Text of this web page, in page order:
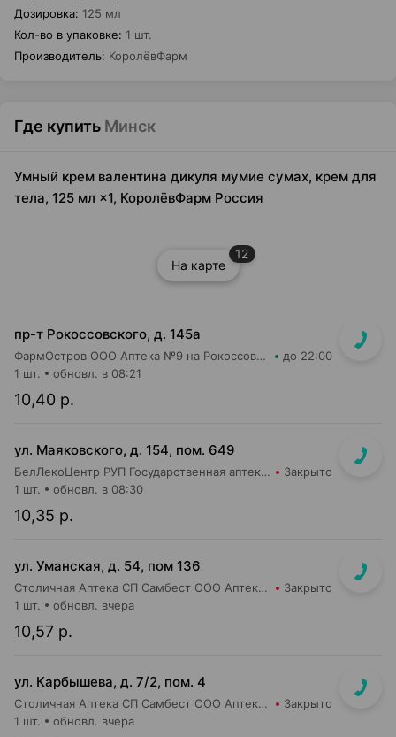
Дозировка: 125 мл
Кол-во в упаковке: 1 шт.
Производитель: КоролёвФарм
Где купить Минск
Умный крем валентина дикуля мумие сумах, крем для
тела, 125 мл ×1, КоролёвФарм Россия
На карте
12
пр-т Рокоссовского, д. 145а
ФармОстров ООО Аптека №9 на Рокоссовского до 22:00
10,40 р.
1 шт. обновл. в 08:21
ул. Маяковского, д. 154, пом. 649
БелЛекоЦентр РУП Государственная аптека №16 Закрыто
10,35 р.
1 шт. обновл. в 08:30
ул. Уманская, д. 54, пом 136
Столичная Аптека СП Самбест ООО Аптека №20 Закрыто
10,57 р.
1 шт. обновл. вчера
ул. Карбышева, д. 7/2, пом. 4
Столичная Аптека СП Самбест ООО Аптека №15 Закрыто
1 шт. обновл. вчера